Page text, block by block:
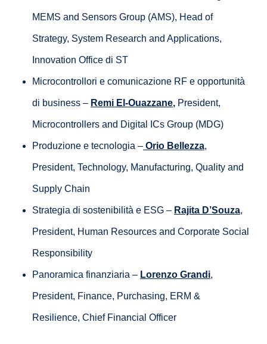
MEMS and Sensors Group (AMS), Head of
Strategy, System Research and Applications,
Innovation Office di ST
Microcontrollori e comunicazione RF e opportunità
di business – Remi El-Ouazzane, President,
Microcontrollers and Digital ICs Group (MDG)
Produzione e tecnologia – Orio Bellezza,
President, Technology, Manufacturing, Quality and
Supply Chain
Strategia di sostenibilità e ESG – Rajita D’Souza,
President, Human Resources and Corporate Social
Responsibility
Panoramica finanziaria – Lorenzo Grandi,
President, Finance, Purchasing, ERM &
Resilience, Chief Financial Officer